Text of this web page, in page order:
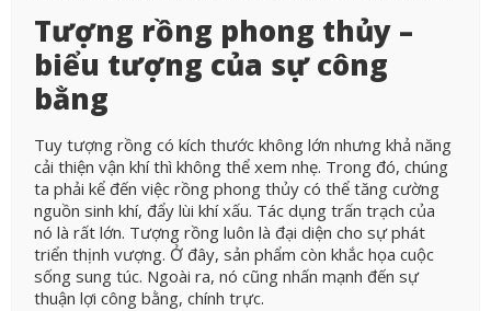
Tượng rồng phong thủy –
biểu tượng của sự công
bằng
Tuy tượng rồng có kích thước không lớn nhưng khả năng
cải thiện vận khí thì không thể xem nhẹ. Trong đó, chúng
ta phải kể đến việc rồng phong thủy có thể tăng cường
nguồn sinh khí, đẩy lùi khí xấu. Tác dụng trấn trạch của
nó là rất lớn. Tượng rồng luôn là đại diện cho sự phát
triển thịnh vượng. Ở đây, sản phẩm còn khắc họa cuộc
sống sung túc. Ngoài ra, nó cũng nhấn mạnh đến sự
thuận lợi công bằng, chính trực.